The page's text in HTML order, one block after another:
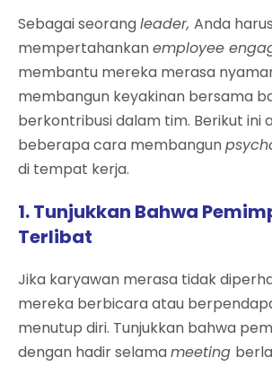
Sebagai seorangleader, Anda harus
mempertahankanemployee
membantu mereka merasa
membangun keyakinan bersama
berkontribusi dalam tim. Berikut ini
beberapa cara membangun
di tempat kerja.
1. Tunjukkan Bahwa
Terlibat
Jika karyawan merasa tidak
mereka berbicara atau
menutup diri. Tunjukkan bahwa
dengan hadir selamameeting